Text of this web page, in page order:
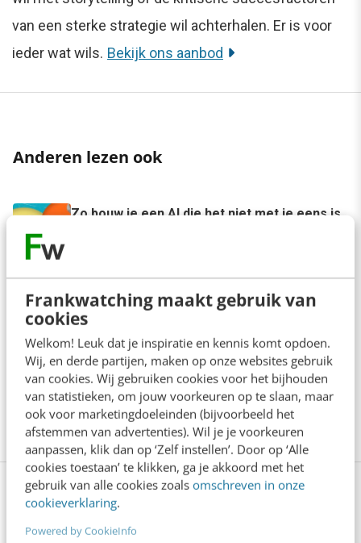
Frankwatching maakt gebruik van
cookies
Welkom! Leuk dat je inspiratie en kennis komt opdoen.
Wij, en derde partijen, maken op onze websites gebruik
van cookies. Wij gebruiken cookies voor het bijhouden
van statistieken, om jouw voorkeuren op te slaan, maar
ook voor marketingdoeleinden (bijvoorbeeld het
afstemmen van advertenties). Wil je je voorkeuren
aanpassen, klik dan op ‘Zelf instellen’. Door op ‘Alle
cookies toestaan’ te klikken, ga je akkoord met het
gebruik van alle cookies zoals omschreven in onze
cookieverklaring.
Powered by CookieInfo
van een sterke strategie wil achterhalen. Er is voor
ieder wat wils. Bekijk ons aanbod
Anderen lezen ook
Zo bouw je een AI die het niet met je eens is
AI-labels: wanneer zijn ze verplicht,
verstandig of overbodig?
5 min
Je ‘sterke merk’ overleeft geen kwartier
met een AI-agent
5 min·Edwin Vlems
Bekijk deze topics of volg ze via een